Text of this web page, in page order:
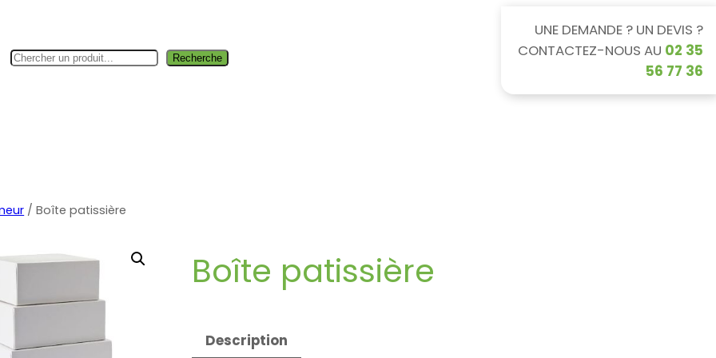
Rechercher Recherche
UNE DEMANDE ? UN DEVIS ?
CONTACTEZ-NOUS AU 02 35
56 77 36
/ Boîte patissière
Boîte patissière
Description